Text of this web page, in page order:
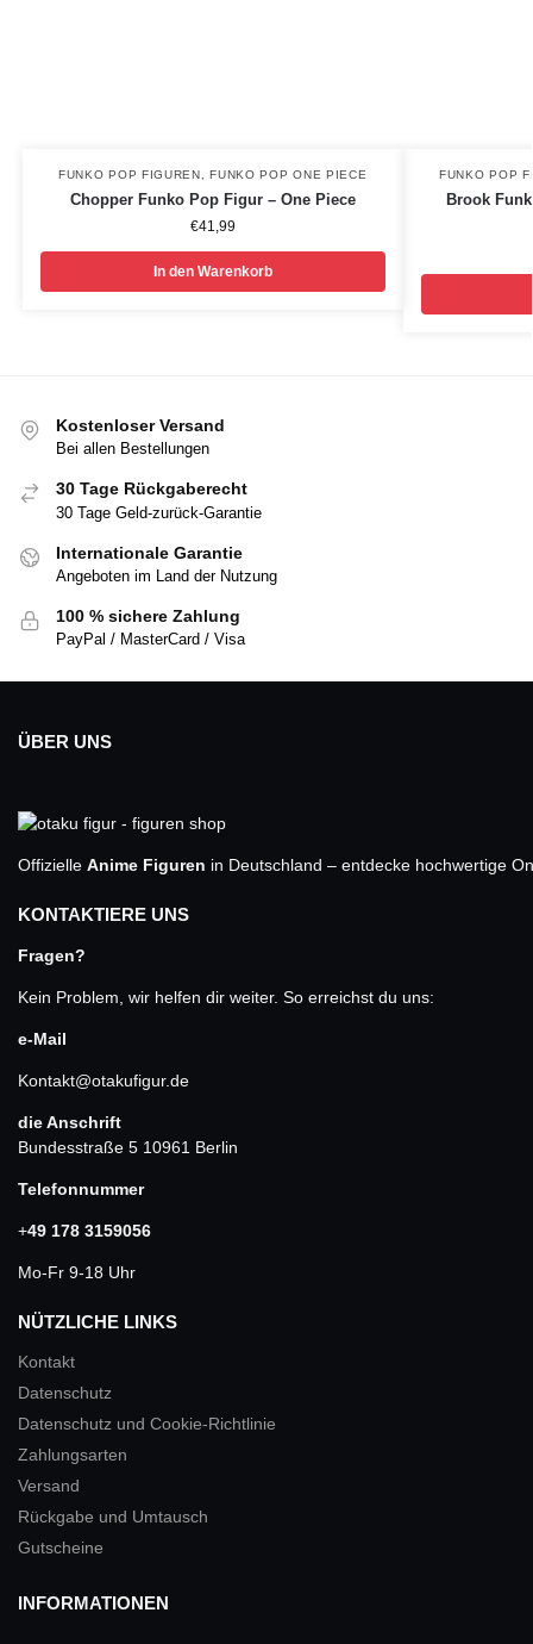
FUNKO POP FIGUREN ,FUNKO POP ONE PIECE
Chopper Funko Pop Figur – One Piece
€41,99
In den Warenkorb
FUNKO POP
Brook
Kostenloser Versand
Bei allen Bestellungen
30 Tage Rückgaberecht
30 Tage Geld-zurück-Garantie
Internationale Garantie
Angeboten im Land der Nutzung
100 % sichere Zahlung
PayPal / MasterCard / Visa
ÜBER UNS
Offizielle Anime Figuren in Deutschland – entdecke hochwertige
KONTAKTIERE UNS
Fragen?
Kein Problem, wir helfen dir weiter. So erreichst du uns:
e-Mail
Kontakt@otakufigur.de
die Anschrift
Bundesstraße 5 10961 Berlin
Telefonnummer
+49 178 3159056
Mo-Fr 9-18 Uhr
NÜTZLICHE LINKS
Kontakt
Datenschutz
Datenschutz und Cookie-Richtlinie
Zahlungsarten
Versand
Rückgabe und Umtausch
Gutscheine
INFORMATIONEN